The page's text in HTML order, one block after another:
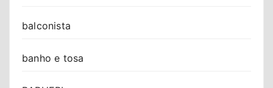
balconista
banho e tosa